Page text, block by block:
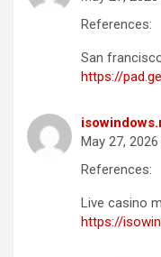
References:
San
https://
May 27,
References:
Live casino
https://